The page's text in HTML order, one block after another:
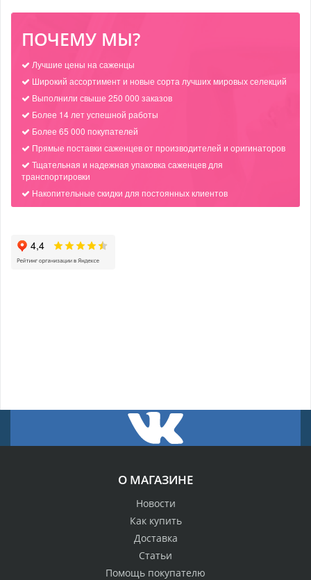
ПОЧЕМУ МЫ?
Лучшие цены на саженцы
Широкий ассортимент и новые сорта лучших мировых селекций
Выполнили свыше 250 000 заказов
Более 14 лет успешной работы
Более 65 000 покупателей
Прямые поставки саженцев от производителей и оригинаторов
Тщательная и надежная упаковка саженцев для
транспортировки
Накопительные скидки для постоянных клиентов
О МАГАЗИНЕ
Новости
Как купить
Доставка
Статьи
Помощь покупателю